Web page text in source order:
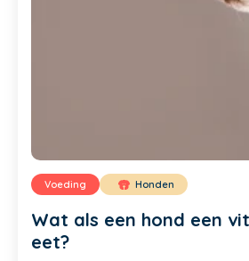
Voeding Honden
Wat als een hond een
eet?